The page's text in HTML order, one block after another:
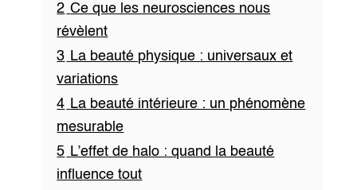
2 Ce que les neurosciences nous
révèlent
3 La beauté physique : universaux et
variations
4 La beauté intérieure : un phénomène
mesurable
5 L’effet de halo : quand la beauté
influence tout